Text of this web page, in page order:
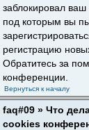
заблокировал
под которым вы
регистрацию
Обратитесь за
конференции.
Вернуться к началу
faq#09 » Что
cookies